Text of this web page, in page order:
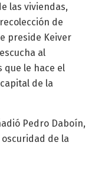
las viviendas,
de
preside Keiver
al
que le hace el
de la
Pedro Daboín,
de la